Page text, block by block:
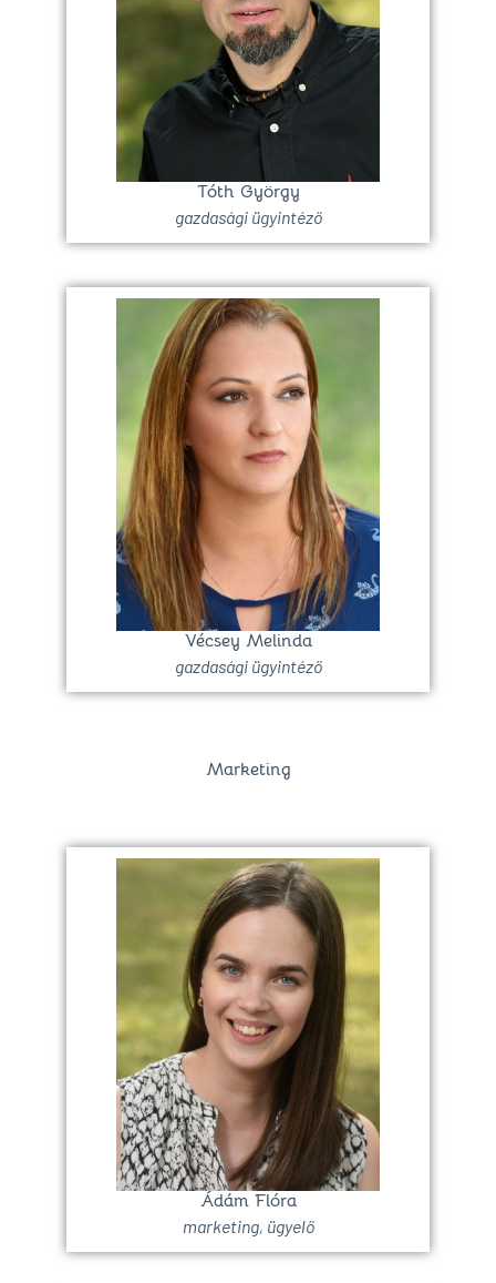
Tóth György
gazdasági ügyintéző
Vécsey Melinda
gazdasági ügyintéző
Marketing
Ádám Flóra
marketing, ügyelő